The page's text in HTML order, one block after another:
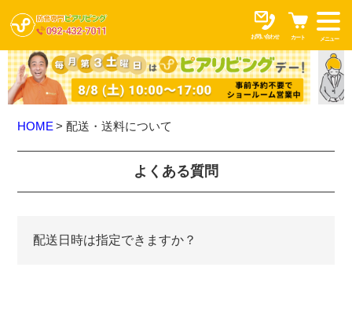
お問い合わせ カート メニュー
HOME 配送・送料について
よくある質問
配送日時は指定できますか？